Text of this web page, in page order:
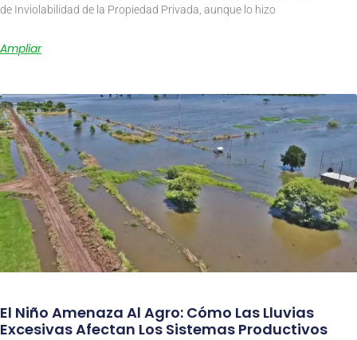
de Inviolabilidad de la Propiedad Privada, aunque lo hizo
Ampliar
El Niño Amenaza Al Agro: Cómo Las Lluvias
Excesivas Afectan Los Sistemas Productivos